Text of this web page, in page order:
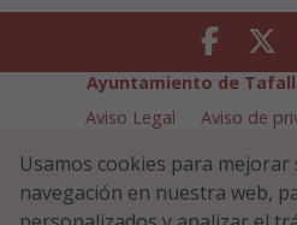
Facebook
Ayuntamiento de
Aviso Legal
Aviso de
Política de
Plaza Navarra 5 - 31300 Tafalla
Usamos cookies para mejorar
navegación en nuestra web,